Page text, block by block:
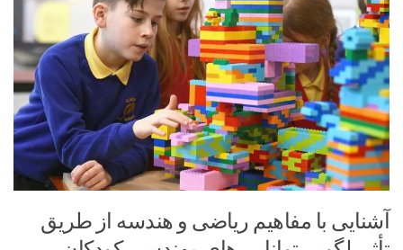
آشنایی با مفاهیم ریاضی و هندسه از طریق